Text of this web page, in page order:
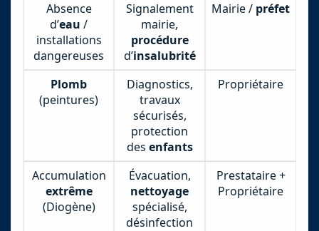
Absence
d’eau /
installations
dangereuses
Signalement
mairie,
procédure
d’insalubrité
Mairie / préfet
Plomb
(peintures)
Diagnostics,
travaux
sécurisés,
protection
des enfants
Propriétaire
Accumulation
extrême
(Diogène)
Évacuation,
nettoyage
spécialisé,
désinfection
Prestataire +
Propriétaire